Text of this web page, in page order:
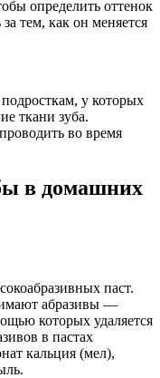
определить оттенок
тем, как он меняется
у которых
ткани зуба.
во время
в домашних
паст.
абразивы —
которых удаляется
в пастах
кальция (мел),